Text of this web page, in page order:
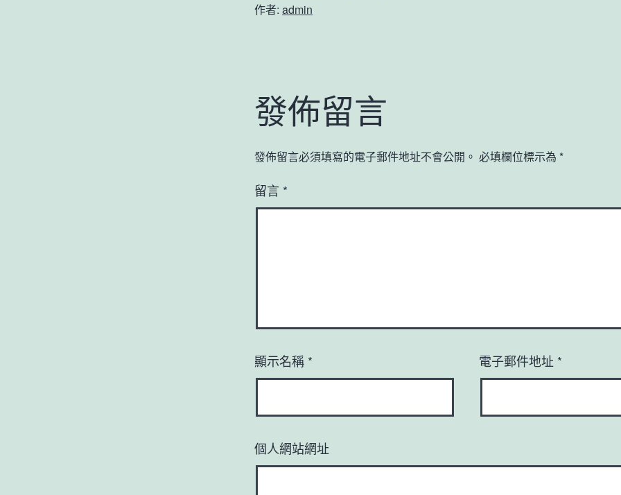
作者: admin
發佈留言
發佈留言必須填寫的電子郵件地址不會公開。 必填欄位標示為 *
留言 *
顯示名稱 * 電子郵件地址 *
個人網站網址